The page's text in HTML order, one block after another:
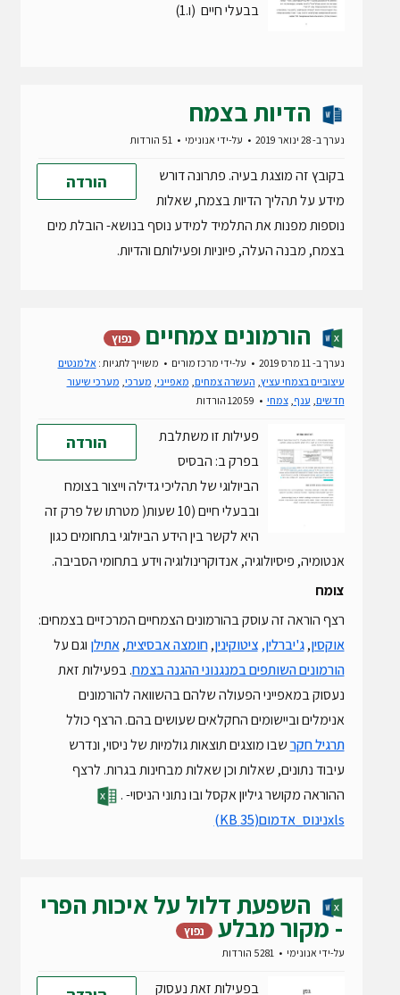
בבעלי חיים (ו.1)
הדיות בצמח
נערך ב- 28 ינואר 2019 על-ידי אנונימי
הורדה
בקובץ זה מוצגת בעיה. פתרונה דורש
מידע על תהליך הדיות בצמח, שאלות
נוספות מפנות את התלמיד למידע נוסף בנושא- הובלת מים
בצמח, מבנה העלה, פיוניות ופעילותם והדיות.
הורמונים צמחיים נפוץ
נערך ב- 11 מרס 2019 על-ידי מרכז מורים משוייך לתגיות : אלמנטים
עיצוביים בצמחי עציץ, העשרה צמחים, מאפייני, מערכי, מערכי שיעור
חדשים, ענף, צמחי
הורדה
פעילות זו משתלבת
בפרק ב: הבסיס
הביולוגי של תהליכי גדילה וייצור בצומח
ובבעלי חיים (10 שעות( מטרתו של פרק זה
היא לקשר בין הידע הביולוגי בתחומים כגון
אנטומיה, פיסיולוגיה, אנדוקרינולוגיה וידע בתחומי הסביבה.
צומח
רצף הוראה זה עוסק בהורמונים הצמחיים המרכזיים בצמחים:
אוקסין,ג'יברלין, ציטוקינין,חומצה אבסיצית,אתילןוגם על
הורמונים השותפים במנגנוני ההגנה בצמח. בפעילות זאת
נעסוק במאפייני הפעולה שלהם בהשוואה להורמונים
אנימלים וביישומים החקלאים שעושים בהם. הרצף כולל
תרגיל חקרשבו מוצגים תוצאות גולמיות של ניסוי, ונדרש
עיבוד נתונים, שאלות וכן שאלות מבחינות בגרות. לרצף
ההוראה מקושר גיליון אקסל ובו נתוני הניסוי- .
xlsנינוס_אדמום
(35 KB)
השפעת דלול על איכות הפרי
- מקור מבלע נפוץ
על-ידי אנונימי
בפעילות זאת נעסוק